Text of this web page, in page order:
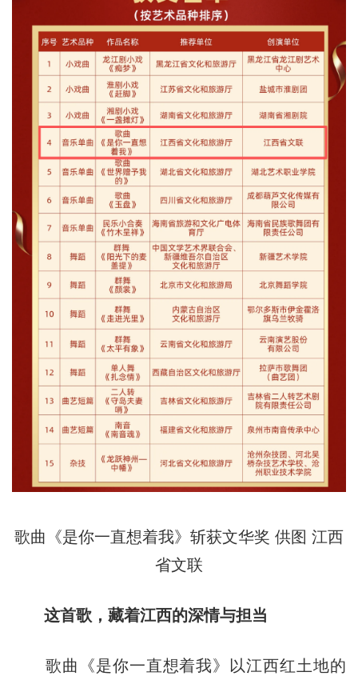
歌曲《是你一直想着我》斩获文华奖 供图 江西
省文联
这首歌，藏着江西的深情与担当
歌曲《是你一直想着我》以江西红土地的